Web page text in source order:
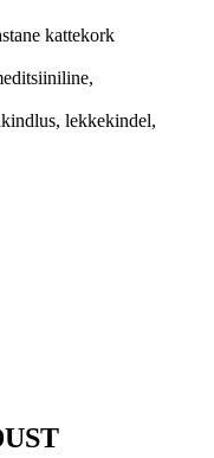
kattekork
lekkekindel,